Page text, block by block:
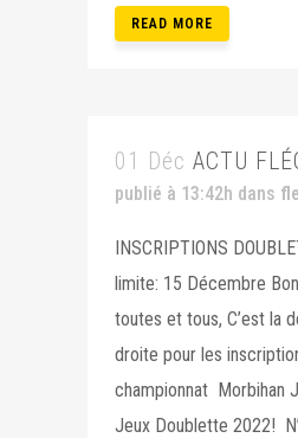
READ MORE
01 Déc ACTU
publié à 13:42h dans
INSCRIPTIONS
limite: 15 Décembre
toutes et tous, C’est la
droite pour les
championnat Morbihan
Jeux Doublette 2022!